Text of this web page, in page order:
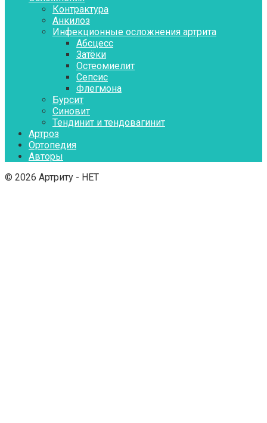
Контрактура
Aнкилоз
Инфекционные осложнения артрита
Абсцесс
Затёки
Остеомиелит
Сепсис
Флегмона
Бурсит
Синовит
Тендинит и тендовагинит
Артроз
Ортопедия
Авторы
© 2026 Артриту - НЕТ